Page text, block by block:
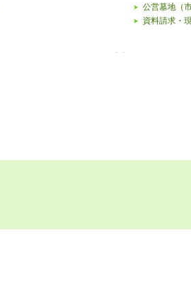
公営墓地（
資料請求・